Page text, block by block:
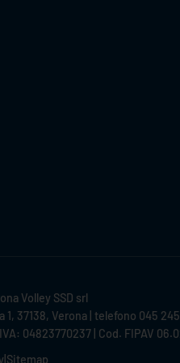
Volley SSD srl
1, 37138, Verona | telefono 045
04823770237 | Cod. FIPAV
Sitemap